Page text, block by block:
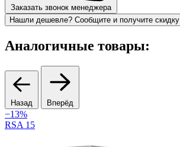
Заказать звонок менеджера
Нашли дешевле? Сообщите и получите скидку
Аналогичные товары:
Назад Вперёд
−13%
RSA 15